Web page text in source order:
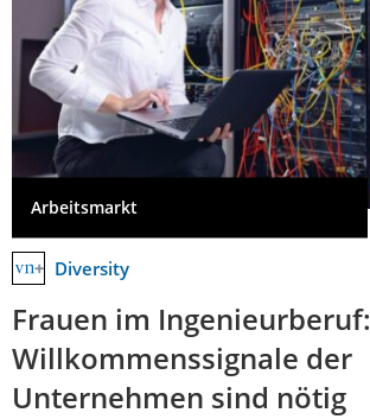
Arbeitsmarkt
Diversity
Frauen im Ingenieurberuf:
Willkommenssignale der
Unternehmen sind nötig